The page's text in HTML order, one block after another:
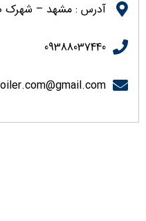
آدرس : مشهد – شهرک
09388037440